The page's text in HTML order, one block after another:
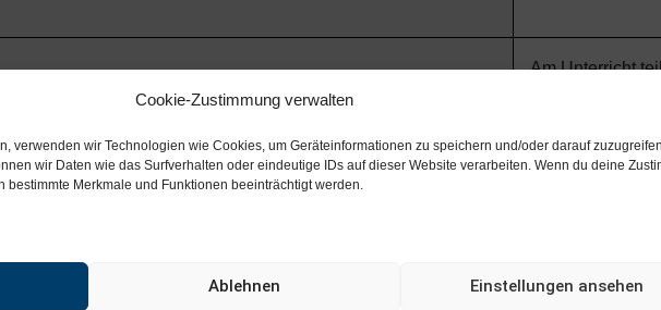
Cookie-Zustimmung verwalten
verwenden wir Technologien wie Cookies, um Geräteinformationen zu speichern und/oder darauf
wir Daten wie das Surfverhalten oder eindeutige IDs auf dieser Website verarbeiten. Wenn du deine
Merkmale und Funktionen beeinträchtigt werden.
Ablehnen Einstellungen ansehen
Schülervertretung das Recht ihre Hilfe und Vermittlung
Am Unterricht
beteiligen und
Art bei Lehrern, beim Schulleiter und in der
der Organisation und Betreuung von
hat die Schülervertretung das Recht, mit zu
Außerdem den
Ordnung“ NICHT